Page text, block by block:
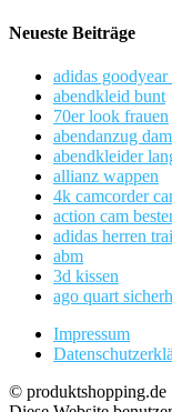
Neueste Beiträge
adidas goodyear
abendkleid bunt
70er look frauen
abendanzug
abendkleider
allianz wappen
4k camcorder
action cam
adidas herren
abm
3d kissen
ago quart
Impressum
© produktshopping.de